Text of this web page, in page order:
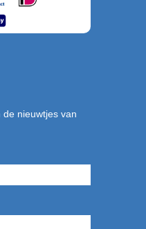
nieuwtjes van